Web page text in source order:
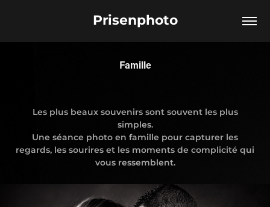
Prisenphoto
Famille
Les plus beaux souvenirs sont souvent les plus
simples.
Une séance photo en famille pour capturer les
regards, les sourires et les moments de complicité qui
vous ressemblent.